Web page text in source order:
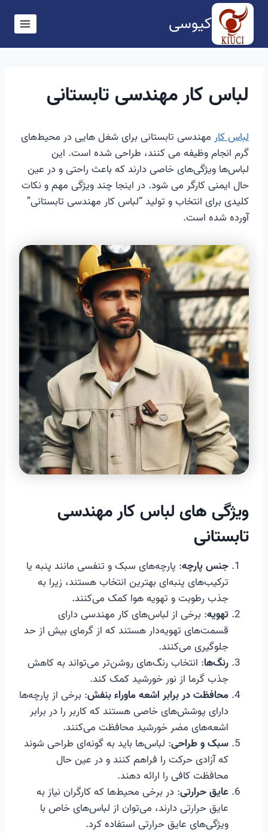
بازگشت
محتوا
کیوسی
لباس کار مهندسی تابستانی
لباس کار مهندسی تابستانی برای شغل هایی در محیط‌های
گرم انجام وظیفه می کنند، طراحی شده است. این
لباس‌ها ویژگی‌های خاصی دارند که باعث راحتی و در عین
حال ایمنی کارگر می شود. در اینجا چند ویژگی مهم و نکات
کلیدی برای انتخاب و تولید “لباس کار مهندسی تابستانی”
آورده شده است.
ویژگی های لباس کار مهندسی
تابستانی
جنس پارچه: پارچه‌های سبک و تنفسی مانند پنبه یا
ترکیب‌های پنبه‌ای بهترین انتخاب هستند، زیرا به
جذب رطوبت و تهویه هوا کمک می‌کنند.
تهویه: برخی از لباس‌های کار مهندسی دارای
قسمت‌های تهویه‌دار هستند که از گرمای بیش از حد
جلوگیری می‌کنند.
رنگ‌ها: انتخاب رنگ‌های روشن‌تر می‌تواند به کاهش
جذب گرما از نور خورشید کمک کند.
محافظت در برابر اشعه ماوراء بنفش: برخی از پارچه‌ها
دارای پوشش‌های خاصی هستند که کاربر را در برابر
اشعه‌های مضر خورشید محافظت می‌کنند.
سبک و طراحی: لباس‌ها باید به گونه‌ای طراحی شوند
که آزادی حرکت را فراهم کنند و در عین حال
محافظت کافی را ارائه دهند.
عایق حرارتی: در برخی محیط‌ها که کارگران نیاز به
عایق حرارتی دارند، می‌توان از لباس‌های خاص با
ویژگی‌های عایق حرارتی استفاده کرد.